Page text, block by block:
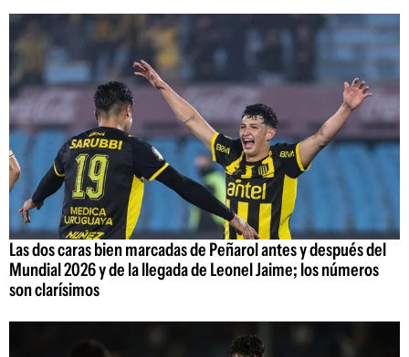
Las dos caras bien marcadas de Peñarol antes y después del
Mundial 2026 y de la llegada de Leonel Jaime; los números
son clarísimos